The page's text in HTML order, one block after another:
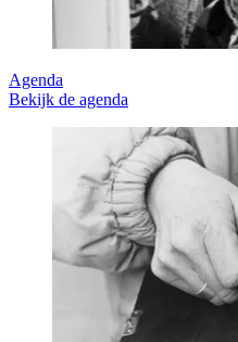
Agenda
Bekijk de agenda